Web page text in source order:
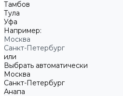
Тамбов
Тула
Уфа
Например:
Москва
Санкт-Петербург
или
Выбрать автоматически
Москва
Санкт-Петербург
Анапа